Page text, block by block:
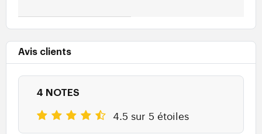
Avis clients
4 NOTES
4.5 sur 5 étoiles